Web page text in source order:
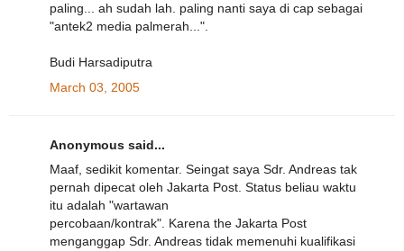
paling... ah sudah lah. paling nanti saya di cap sebagai
"antek2 media palmerah...".
Budi Harsadiputra
March 03, 2005
Anonymous said...
Maaf, sedikit komentar. Seingat saya Sdr. Andreas tak
pernah dipecat oleh Jakarta Post. Status beliau waktu
itu adalah "wartawan
percobaan/kontrak". Karena the Jakarta Post
menganggap Sdr. Andreas tidak memenuhi kualifikasi